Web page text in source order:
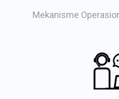
Mekanisme